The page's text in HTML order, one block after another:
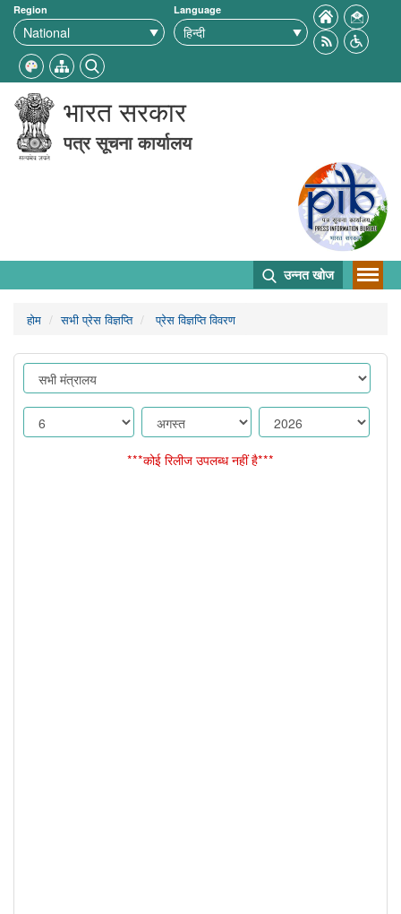
Region Language
भारत सरकार
पत्र सूचना कार्यालय
उन्नत खोज
होम सभी प्रेस विज्ञप्ति प्रेस विज्ञप्ति विवरण
***कोई रिलीज उपलब्ध नहीं है***